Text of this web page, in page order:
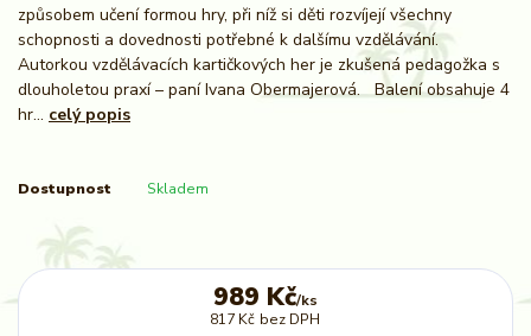
způsobem učení formou hry, při níž si děti rozvíjejí všechny
schopnosti a dovednosti potřebné k dalšímu vzdělávání.
Autorkou vzdělávacích kartičkových her je zkušená pedagožka s
dlouholetou praxí – paní Ivana Obermajerová. Balení obsahuje 4
hr... celý popis
Dostupnost Skladem
989 Kč/ks
817 Kč bez DPH